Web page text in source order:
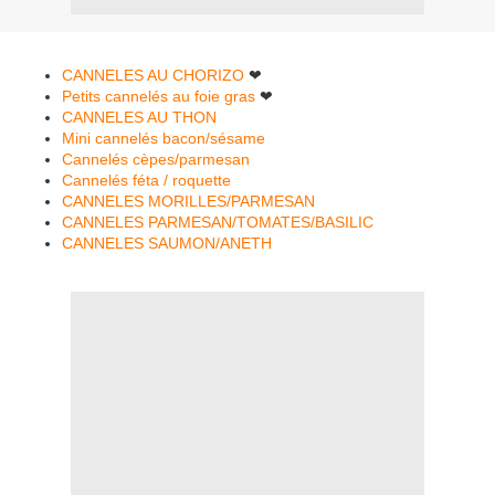
CANNELES AU CHORIZO ❤
Petits cannelés au foie gras ❤
CANNELES AU THON
Mini cannelés bacon/sésame
Cannelés cèpes/parmesan
Cannelés féta / roquette
CANNELES MORILLES/PARMESAN
CANNELES PARMESAN/TOMATES/BASILIC
CANNELES SAUMON/ANETH